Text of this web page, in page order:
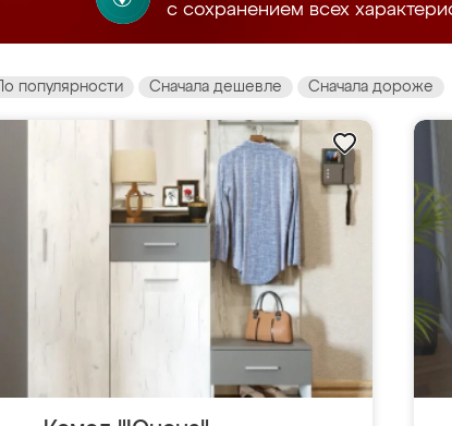
с сохранением всех
По популярности Сначала дешевле Сначала дороже